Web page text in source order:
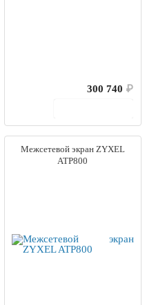
300 740 ₽
Межсетевой экран ZYXEL
ATP800